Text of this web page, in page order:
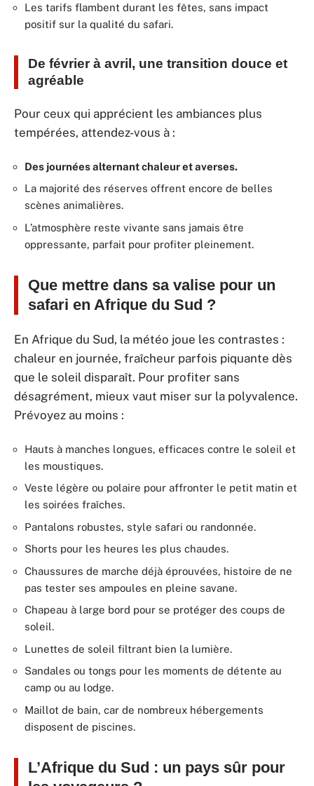
Les tarifs flambent durant les fêtes, sans impact
positif sur la qualité du safari.
De février à avril, une transition douce et
agréable
Pour ceux qui apprécient les ambiances plus
tempérées, attendez-vous à :
Des journées alternant chaleur et averses.
La majorité des réserves offrent encore de belles
scènes animalières.
L’atmosphère reste vivante sans jamais être
oppressante, parfait pour profiter pleinement.
Que mettre dans sa valise pour un
safari en Afrique du Sud ?
En Afrique du Sud, la météo joue les contrastes :
chaleur en journée, fraîcheur parfois piquante dès
que le soleil disparaît. Pour profiter sans
désagrément, mieux vaut miser sur la polyvalence.
Prévoyez au moins :
Hauts à manches longues, efficaces contre le soleil et
les moustiques.
Veste légère ou polaire pour affronter le petit matin et
les soirées fraîches.
Pantalons robustes, style safari ou randonnée.
Shorts pour les heures les plus chaudes.
Chaussures de marche déjà éprouvées, histoire de ne
pas tester ses ampoules en pleine savane.
Chapeau à large bord pour se protéger des coups de
soleil.
Lunettes de soleil filtrant bien la lumière.
Sandales ou tongs pour les moments de détente au
camp ou au lodge.
Maillot de bain, car de nombreux hébergements
disposent de piscines.
L’Afrique du Sud : un pays sûr pour